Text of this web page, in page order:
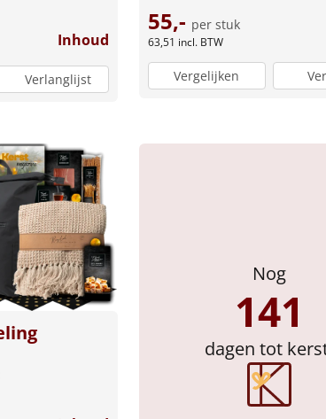
Inhoud
Verlanglijst
55,- per stuk
63,51 incl. BTW
Vergelijken
Nog
141
dagen tot